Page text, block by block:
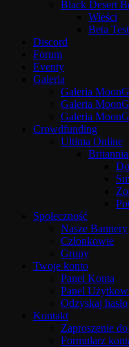
Black Desert
Wieści
Beta
Discord
Forum
Eventy
Galeria
Galeria
Galeria
Galeria
Crowdfunding
Ultima Online
Społeczność
Nasze Bannery
Członkowie
Grupy
Twoje konto
Panel Konta
Panel
Odzyskaj hasło
Kontakt
Zaproszenie
Formularz